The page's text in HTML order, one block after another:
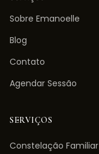
Sobre Emanoelle
Blog
Contato
Agendar Sessão
SERVIÇOS
Constelação Familiar